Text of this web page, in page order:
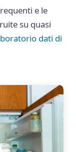
e le
su quasi
dati di